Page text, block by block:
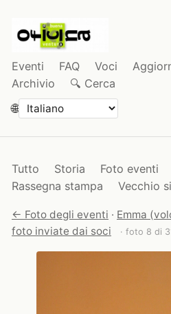
Eventi FAQ Voci
Archivio
🔍 Cerca
🌐
Tutto Storia Foto eventi
Rassegna stampa
Vecchio
← Foto degli eventi · Emma
foto inviate dai soci
· foto 8 di